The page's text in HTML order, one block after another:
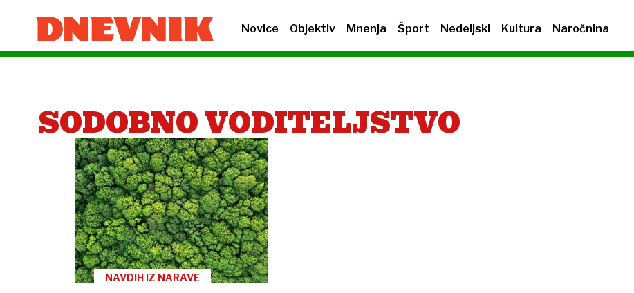
Novice Objektiv Mnenja Šport Nedeljski Kultura Naročnina
SODOBNO VODITELJSTVO
NAVDIH IZ NARAVE